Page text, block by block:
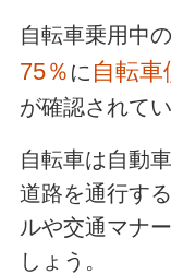
自転車乗用中
75％ に 自転
が確認されてい
自転車は自動
道路を通行す
ルや交通マナ
しょう。